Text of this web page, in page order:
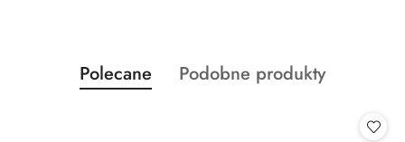
Pomiń karuzelę produktów
Produkty
o
Polecane
Produkty
Podobne produkty